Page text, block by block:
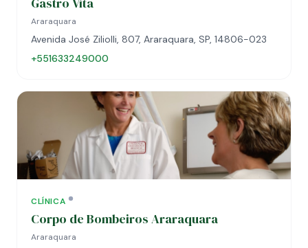
Araraquara
Avenida José Ziliolli, 807, Araraquara, SP, 14806-023
+551633249000
CLÍNICA
Corpo de Bombeiros Araraquara
Araraquara